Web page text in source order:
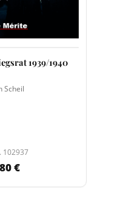
1939/1940
Scheil
102937
€